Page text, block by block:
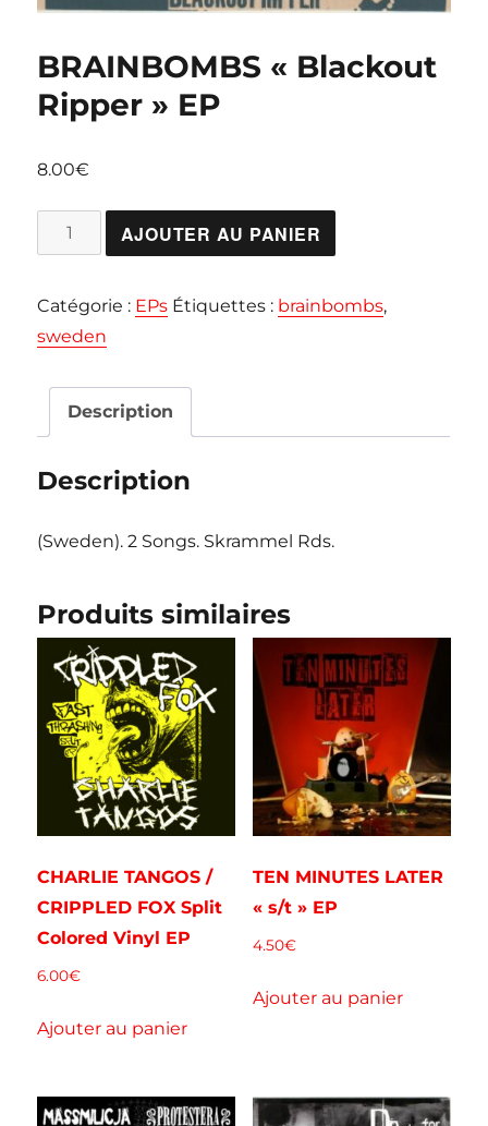
BRAINBOMBS « Blackout
Ripper » EP
8.00€
quantité
de
"Blackout
Ripper"
AJOUTER AU PANIER
Catégorie : EPs Étiquettes : brainbombs,
sweden
Description
Description
(Sweden). 2 Songs. Skrammel Rds.
Produits similaires
CHARLIE TANGOS /
CRIPPLED FOX Split
Colored Vinyl EP
6.00€
Ajouter au panier
TEN MINUTES LATER
« s/t » EP
4.50€
Ajouter au panier